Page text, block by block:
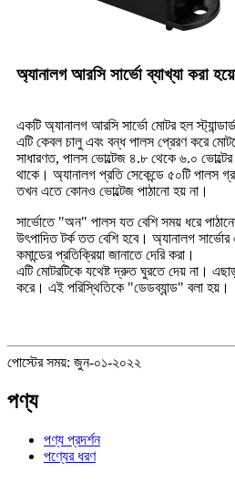
অ্যানালগ আরসি সার্ভো ব্যাখ্যা করা
একটি অ্যানালগ আরসি সার্ভো মোটর হল
এটি কেবল চালু এবং বন্ধ পালস প্রেরণ করে
সাধারণত, পালস ভোল্টেজ ৪.৮ থেকে ৬.০
থাকে। অ্যানালগ প্রতি সেকেন্ডে ৫০টি পালস
তখন এতে কোনও ভোল্টেজ পাঠানো হয় না।
সার্ভোতে "অন" পালস যত বেশি সময় ধরে
উৎপাদিত টর্ক তত বেশি হবে। অ্যানালগ
কমান্ডের প্রতিক্রিয়া জানাতে দেরি করা।
এটি মোটরটিকে যথেষ্ট দ্রুত ঘুরতে দেয় না।
করে। এই পরিস্থিতিকে "ডেডব্যান্ড" বলা হয়।
পোস্টের সময়: জুন-০১-২০২২
পণ্য
পণ্য প্রদর্শন
পণ্যের ধরণ